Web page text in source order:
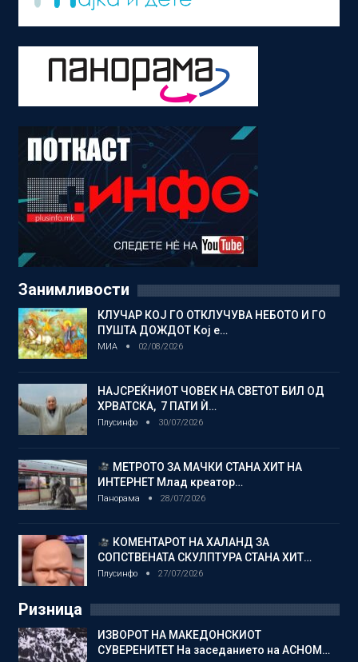
Занимливости
КЛУЧАР КОЈ ГО ОТКЛУЧУВА НЕБОТО И ГО
ПУШТА ДОЖДОТ Кој е…
МИА 02/08/2026
НАЈСРЕЌНИОТ ЧОВЕК НА СВЕТОТ БИЛ ОД
ХРВАТСКА, 7 ПАТИ Ѝ…
Плусинфо 30/07/2026
МЕТРОТО ЗА МАЧКИ СТАНА ХИТ НА
ИНТЕРНЕТ Млад креатор…
Панорама 28/07/2026
КОМЕНТАРОТ НА ХАЛАНД ЗА
СОПСТВЕНАТА СКУЛПТУРА СТАНА ХИТ…
Плусинфо 27/07/2026
Ризница
ИЗВОРОТ НА МАКЕДОНСКИОТ
СУВЕРЕНИТЕТ На заседанието на АСНОМ…